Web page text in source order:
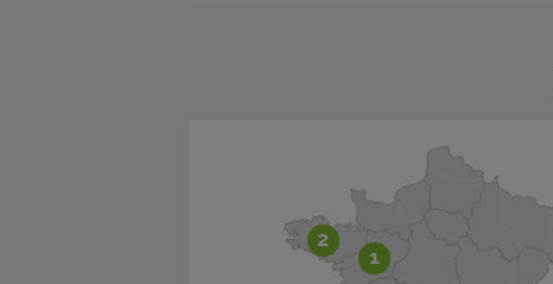
2
1